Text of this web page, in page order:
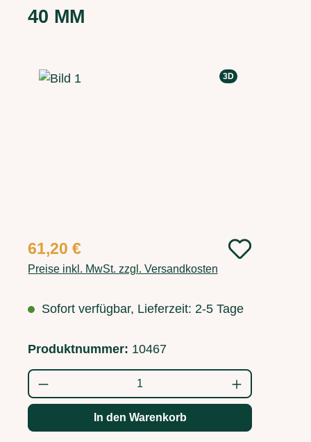
40 MM
Bildergalerie überspringen 3D
Regulärer Preis:
61,20 €
Preise inkl. MwSt. zzgl. Versandkosten
Sofort verfügbar, Lieferzeit: 2-5 Tage
Produktnummer: 10467
Produkt Anzahl: Gib den gewünschten
In den Warenkorb